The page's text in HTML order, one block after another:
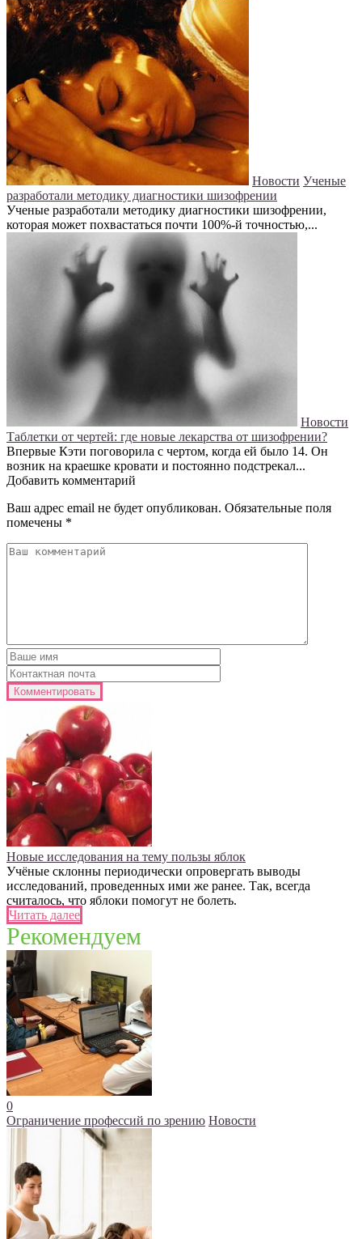
Новости Ученые
разработали методику диагностики шизофрении
Ученые разработали методику диагностики шизофрении,
которая может похвастаться почти 100%-й точностью,...
Новости
Таблетки от чертей: где новые лекарства от шизофрении?
Впервые Кэти поговорила с чертом, когда ей было 14. Он
возник на краешке кровати и постоянно подстрекал...
Добавить комментарий
Ваш адрес email не будет опубликован. Обязательные поля
помечены *
Новые исследования на тему пользы яблок
Учёные склонны периодически опровергать выводы
исследований, проведенных ими же ранее. Так, всегда
считалось, что яблоки помогут не болеть.
Читать далее
Рекомендуем
0
Ограничение профессий по зрению Новости